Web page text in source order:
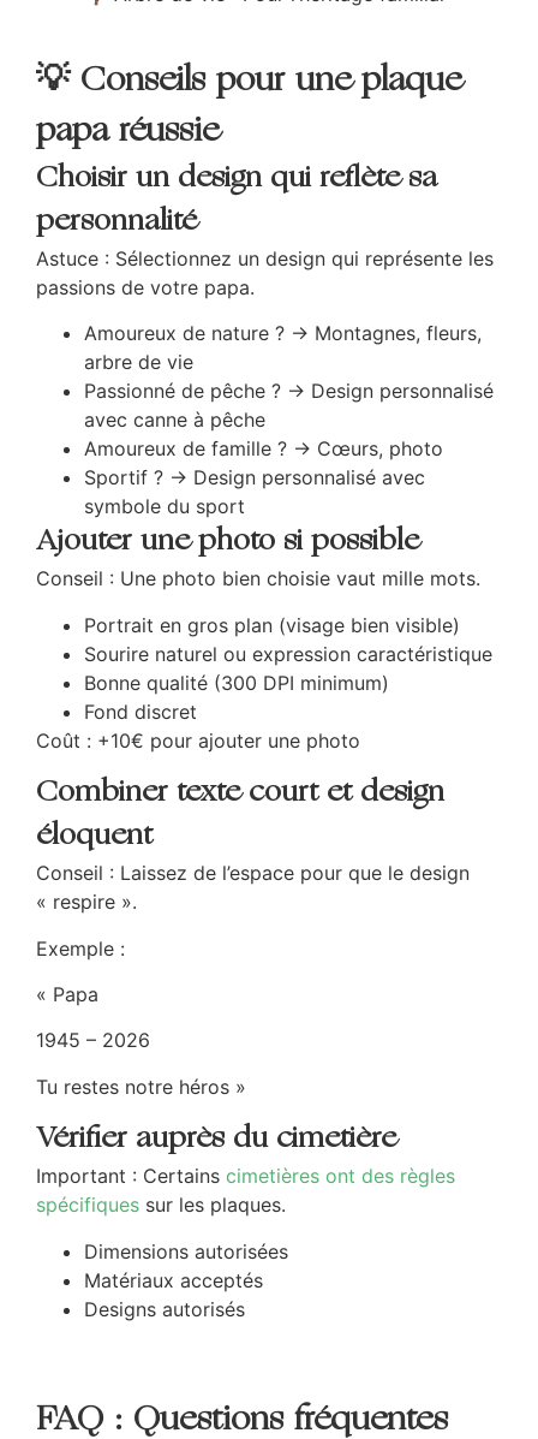
💡 Conseils pour une plaque
papa réussie
Choisir un design qui reflète sa
personnalité
Astuce : Sélectionnez un design qui représente les
passions de votre papa.
Amoureux de nature ? → Montagnes, fleurs,
arbre de vie
Passionné de pêche ? → Design personnalisé
avec canne à pêche
Amoureux de famille ? → Cœurs, photo
Sportif ? → Design personnalisé avec
symbole du sport
Ajouter une photo si possible
Conseil : Une photo bien choisie vaut mille mots.
Portrait en gros plan (visage bien visible)
Sourire naturel ou expression caractéristique
Bonne qualité (300 DPI minimum)
Fond discret
Coût : +10€ pour ajouter une photo
Combiner texte court et design
éloquent
Conseil : Laissez de l’espace pour que le design
« respire ».
Exemple :
« Papa
1945 – 2026
Tu restes notre héros »
Vérifier auprès du cimetière
Important : Certains cimetières ont des règles
spécifiques sur les plaques.
Dimensions autorisées
Matériaux acceptés
Designs autorisés
FAQ : Questions fréquentes